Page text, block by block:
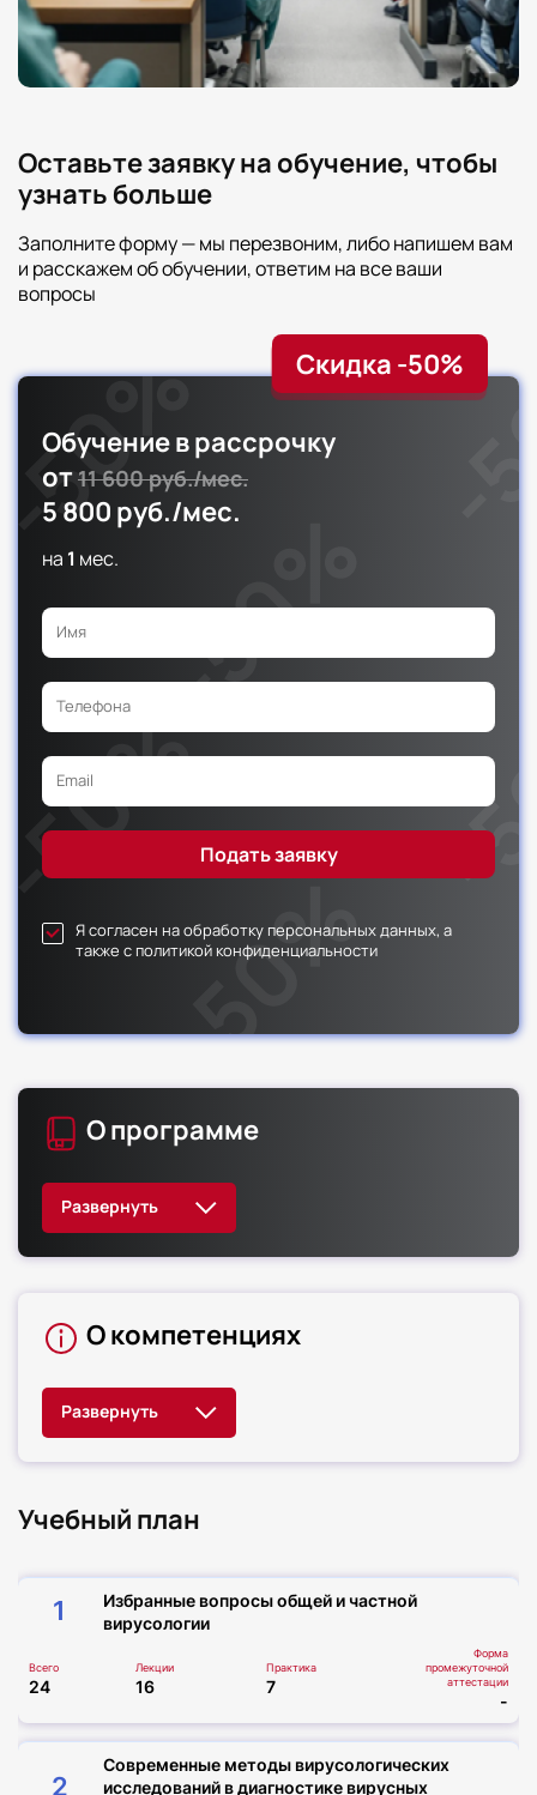
Оставьте заявку на обучение, чтобы
узнать больше
Заполните форму — мы перезвоним, либо напишем вам
и расскажем об обучении, ответим на все ваши
вопросы
Скидка -50%
Обучение в рассрочку
от11 600 руб./мес.
5 800 руб./мес.
на 1 мес.
Я согласен на обработку персональных данных, а
также с политикой конфиденциальности
О программе
О компетенциях
Учебный план
1
Избранные вопросы общей и частной
вирусологии
Всего
24
Лекции
16
Практика
7
Форма
промежуточной
аттестации
-
2
Современные методы вирусологических
исследований в диагностике вирусных